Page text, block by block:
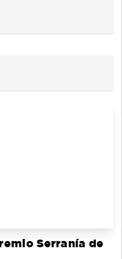
Serranía de